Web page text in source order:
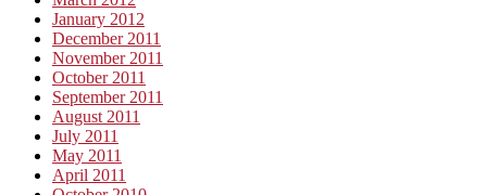
January 2012
December 2011
November 2011
October 2011
September 2011
August 2011
July 2011
May 2011
April 2011